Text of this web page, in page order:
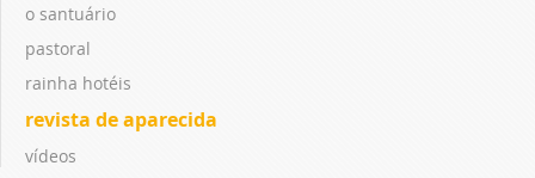
o santuário
pastoral
rainha hotéis
revista de aparecida
vídeos